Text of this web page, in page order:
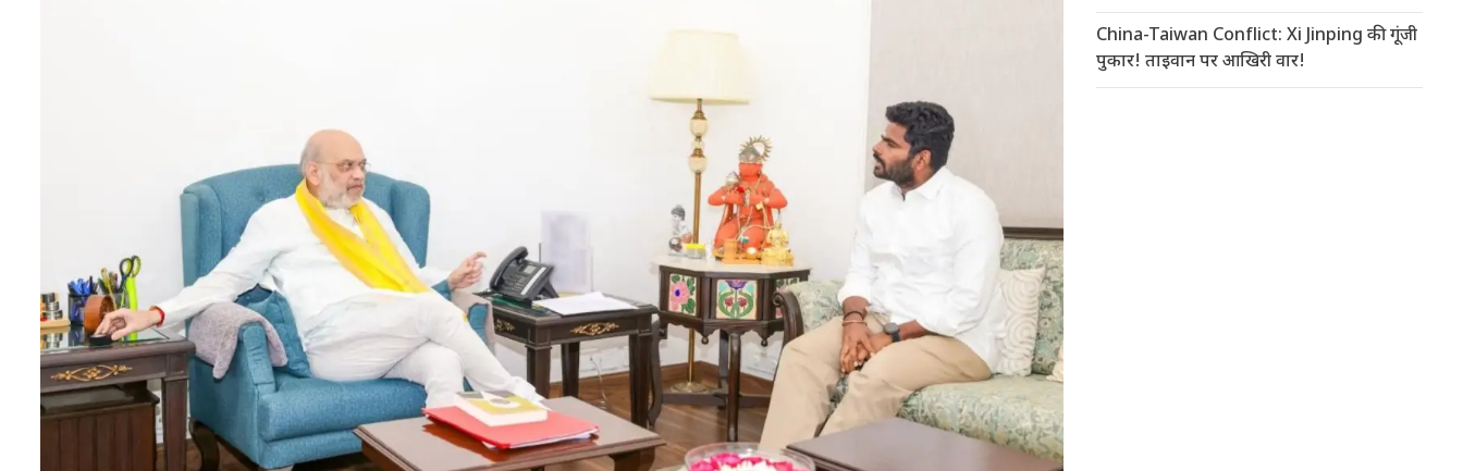
China-Taiwan Conflict: Xi Jinping की गूंजी
पुकार! ताइवान पर आखिरी वार!